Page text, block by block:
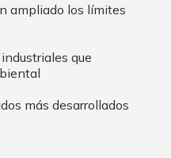
ampliado los límites
que
más desarrollados